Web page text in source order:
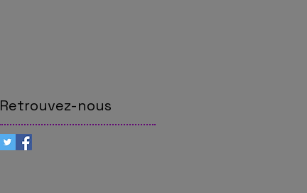
Retrouvez-nous